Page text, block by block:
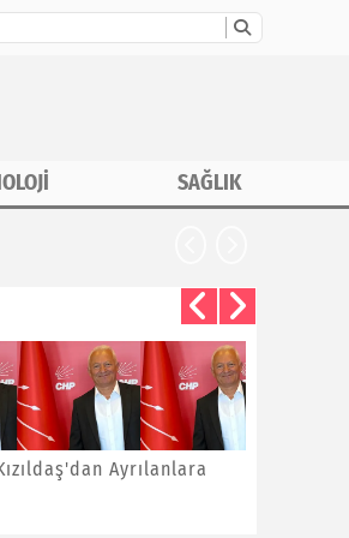
SAĞLIK
Ayrılanlara